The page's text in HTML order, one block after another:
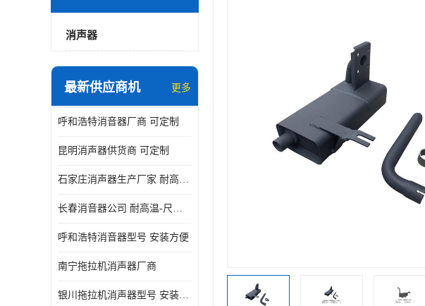
消声器
最新供应商机 更多
呼和浩特消音器厂商 可定制
昆明消声器供货商 可定制
石家庄消声器生产厂家 耐高温-尺寸可定制
长春消音器公司 耐高温-尺寸可定制
呼和浩特消音器型号 安装方便
南宁拖拉机消声器厂商
银川拖拉机消声器型号 安装方便